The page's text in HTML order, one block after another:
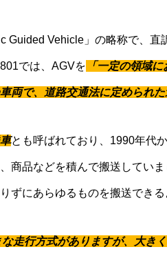
Guided Vehicle」の略称で、
では、AGVを 「一定の領域
両で、道路交通法に定められ
とも呼ばれており、1990年代
商品などを積んで搬送してい
ずにあらゆるものを搬送できる
走行方式がありますが、大き